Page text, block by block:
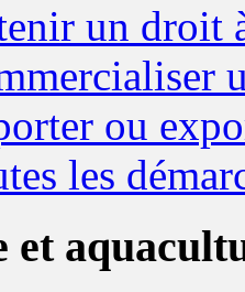
un droit
ou
les
et